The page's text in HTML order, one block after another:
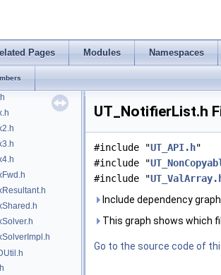
Pages Modules Namespaces
UT_NotifierList.h
#include "UT_API.h"
#include "
#include "
Include dependency
This graph shows which
Go to the source code of